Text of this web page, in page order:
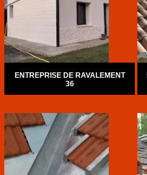
ENTREPRISE DE RAVALEMENT
36